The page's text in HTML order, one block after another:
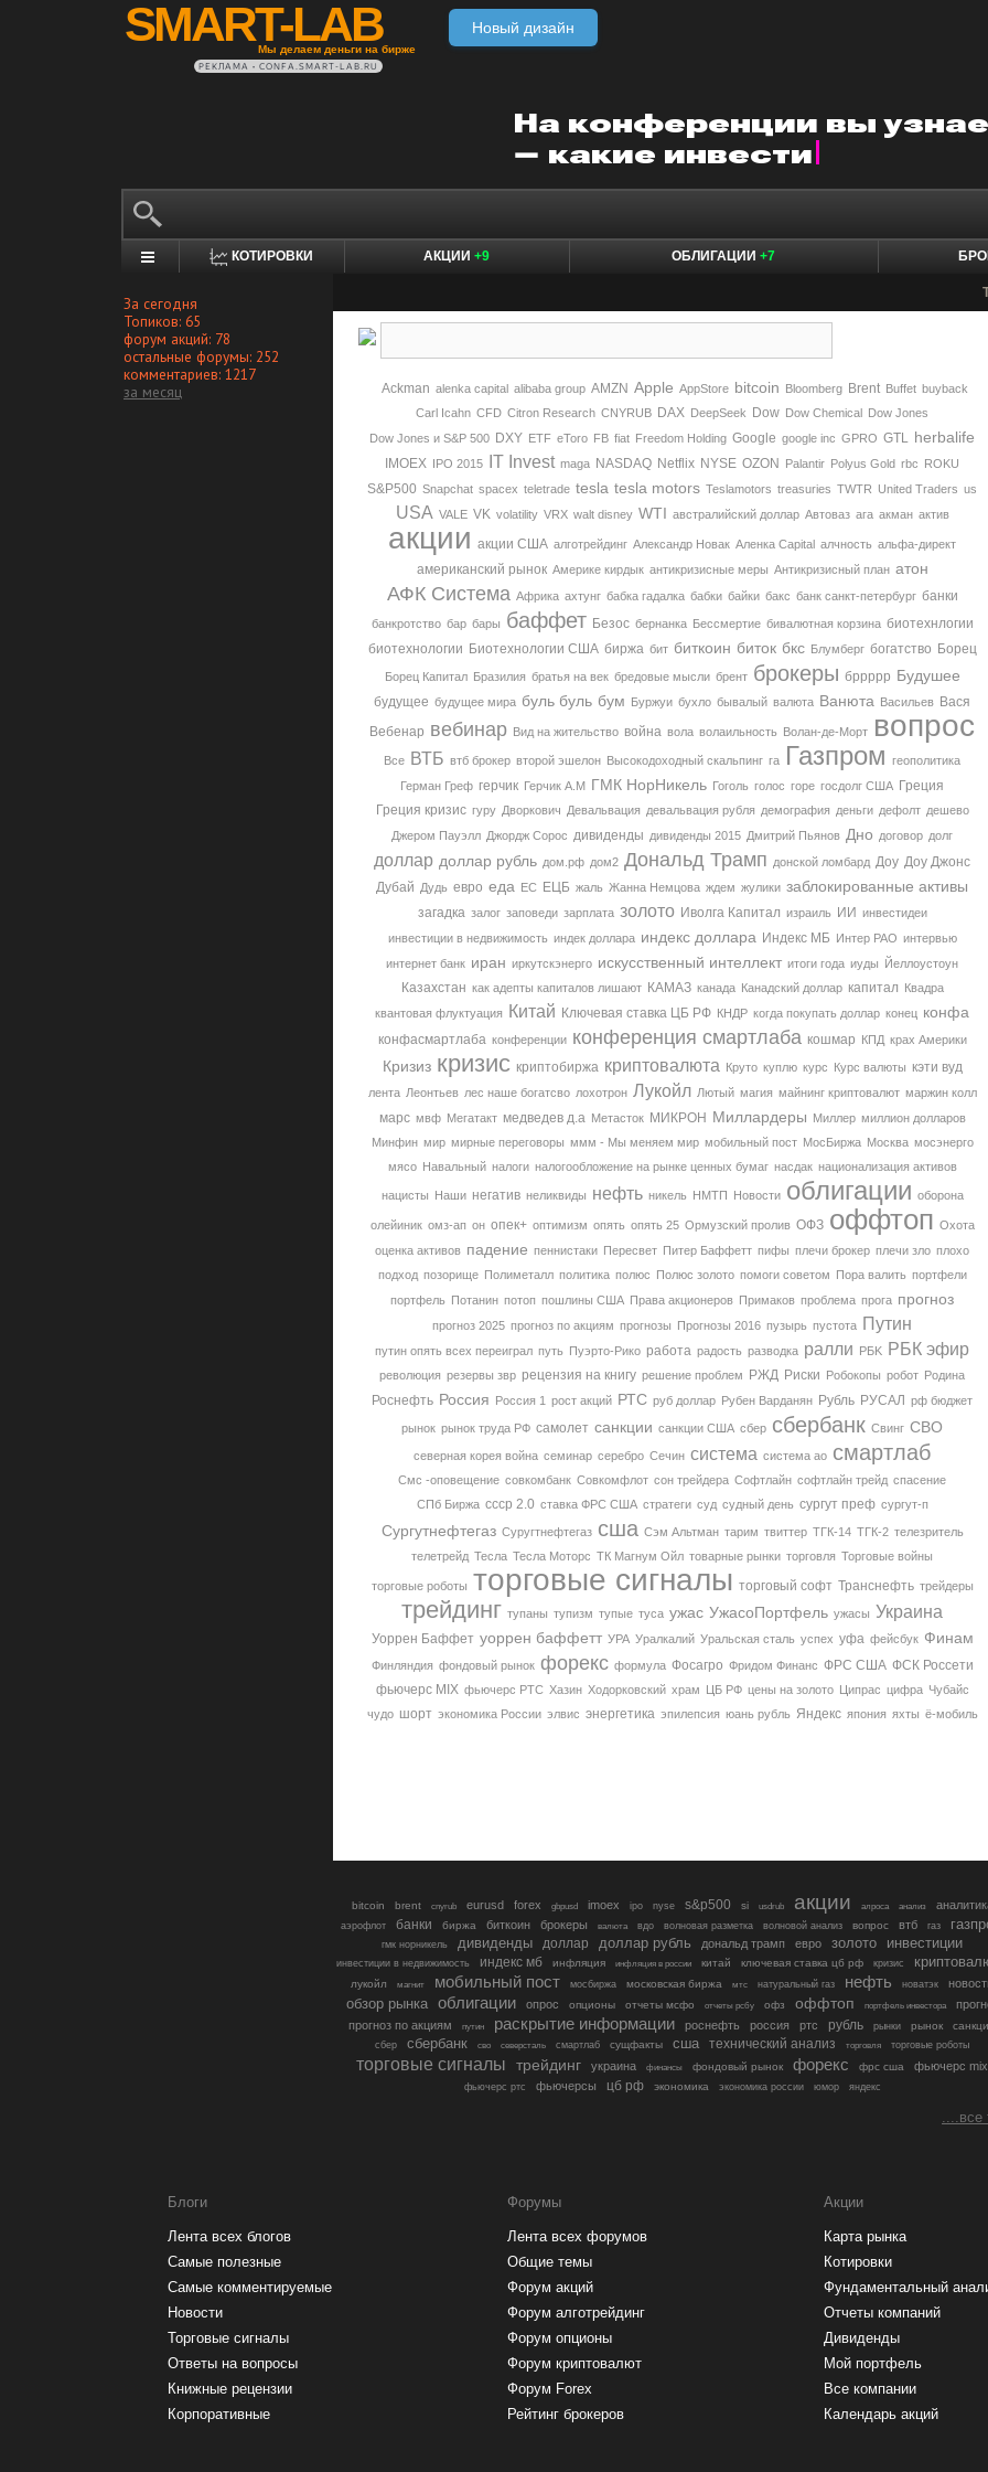
SMART-LAB
Мы делаем деньги на бирже
Новый дизайн
РЕКЛАМА • CONFA.SMART-LAB.RU
КОТИРОВКИ АКЦИИ +9 ОБЛИГАЦИИ +7
За сегодня
Топиков: 65
форум акций: 78
остальные форумы: 252
комментариев: 1217
за месяц
Ackman alenka capital alibaba group AMZN Apple AppStore bitcoin Bloomberg Brent Buffet buyback
Carl Icahn CFD Citron Research CNYRUB DAX DeepSeek Dow Dow Chemical
Dow Jones
Dow Jones и S&P 500 DXY ETF eToro FB fiat Freedom Holding Google google inc GPRO GTL herbalife
IMOEX IPO 2015 IT Invest maga NASDAQ Netflix NYSE OZON Palantir Polyus Gold rbc ROKU
S&P500 Snapchat spacex teletrade tesla tesla motors Teslamotors treasuries TWTR United Traders us
USA VALE VK volatility VRX walt disney WTI австралийский доллар Автоваз ага акман актив
акции акции США алготрейдинг Александр Новак Аленка Capital алчность альфа-директ
американский рынок Америке кирдык антикризисные меры Антикризисный план атон
АФК Система Африка ахтунг бабка гадалка бабки байки бакс банк санкт-петербург банки
банкротство бар бары баффет Безос бернанка Бессмертие бивалютная корзина биотехнлогии
биотехнологии Биотехнологии США биржа бит биткоин биток бкс Блумберг богатство Борец
Борец Капитал Бразилия братья на век бредовые мысли брент брокеры бррррр Будушее
будущее будущее мира буль буль бум Буржуи бухло бывалый валюта Ванюта Васильев Вася
Вебенар вебинар Вид на жительство война вола волаильность Волан-де-Морт вопрос
Все ВТБ втб брокер второй эшелон Высокодоходный скальпинг га Газпром геополитика
Герман Греф герчик Герчик А.М ГМК НорНикель Гоголь голос горе госдолг США Греция
Греция кризис гуру Дворкович Девальвация девальвация рубля демография деньги дефолт дешево
Джером Пауэлл Джордж Сорос дивиденды дивиденды 2015 Дмитрий Пьянов Дно договор долг
доллар доллар рубль дом.рф дом2 Дональд Трамп донской ломбард Доу Доу Джонс
Дубай Дудь евро еда ЕС ЕЦБ жаль Жанна Немцова ждем жулики заблокированные активы
загадка залог заповеди зарплата золото Иволга Капитал израиль ИИ инвестидеи
инвестиции в недвижимость индек доллара индекс доллара Индекс МБ Интер РАО интервью
интернет банк иран иркутскэнерго искусственный интеллект итоги года иуды Йеллоустоун
Казахстан как адепты капиталов лишают КАМАЗ канада Канадский доллар капитал
Квадра
квантовая флуктуация
Китай Ключевая ставка ЦБ РФ КНДР когда покупать доллар конец конфа
конфасмартлаба конференции конференция смартлаба кошмар КПД крах Америки
Кризиз кризис криптобиржа криптовалюта Круто куплю курс Курс валюты кэти вуд
лента Леонтьев лес наше богатсво лохотрон Лукойл Лютый магия майнинг криптовалют маржин колл
марс мвф Мегатакт медведев д.а Метасток МИКРОН Миллардеры Миллер миллион долларов
Минфин мир мирные переговоры ммм - Мы меняем мир мобильный пост МосБиржа Москва мосэнерго
мясо
Навальный налоги налогообложение на рынке ценных бумаг насдак национализация активов
нацисты Наши негатив неликвиды нефть никель НМТП Новости облигации оборона
олейиник омз-ап он опек+ оптимизм опять опять 25 Ормузский пролив ОФЗ оффтоп Охота
оценка активов падение пеннистаки Пересвет Питер Баффетт пифы плечи брокер плечи зло плохо
подход позорище Полиметалл политика полюс Полюс золото помоги советом Пора валить портфели
портфель Потанин потоп пошлины США Права акционеров Примаков проблема прога прогноз
прогноз 2025 прогноз по акциям прогнозы Прогнозы 2016 пузырь пустота Путин
путин опять всех переиграл путь Пуэрто-Рико работа радость разводка ралли РБK РБК эфир
революция резервы звр рецензия на книгу решение проблем РЖД Риски Робокопы робот Родина
Роснефть Россия Россия 1 рост акций РТС руб доллар Рубен Варданян Рубль РУСАЛ рф бюджет
рынок рынок труда РФ самолет санкции санкции США сбер сбербанк Свинг СВО
северная корея война семинар серебро Сечин система система ао смартлаб
Смс -оповещение совкомбанк Совкомфлот сон трейдера Софтлайн софтлайн трейд спасение
СПб Биржа ссср 2.0 ставка ФРС США стратеги суд судный день сургут преф сургут-п
Сургутнефтегаз Суругтнефтегаз сша Сэм Альтман тарим твиттер ТГК-14 ТГК-2 телезритель
телетрейд Тесла Тесла Моторс ТК Магнум Ойл товарные рынки торговля Торговые войны
торговые роботы торговые сигналы торговый софт Транснефть трейдеры
трейдинг тупаны тупизм тупые туса ужас УжасоПортфель ужасы Украина
Уоррен Баффет уоррен баффетт УРА Уралкалий Уральская сталь успех уфа фейсбук Финам
Финляндия фондовый рынок форекс формула Фосагро Фридом Финанс ФРС США ФСК Россети
фьючерс MIX фьючерс РТС Хазин Ходорковский храм ЦБ РФ цены на золото Ципрас цифра Чубайс
чудо шорт экономика России элвис энергетика эпилепсия юань рубль Яндекс япония яхты ё-мобиль
bitcoin brent cnyrub eurusd forex gbpusd imoex ipo nyse s&p500 si usdrub акции алроса анализ
аэрофлот банки биржа биткоин брокеры валюта вдо волновая разметка волновой анализ вопрос втб газ
гмк норникель дивиденды доллар доллар рубль дональд трамп евро золото инвестиции
инвестиции в недвижимость индекс мб инфляция инфляция в россии китай ключевая ставка цб рф кризис
лукойл магнит мобильный пост мосбиржа московская биржа мтс натуральный газ нефть новатэк
обзор рынка облигации опрос опционы отчеты мсфо отчеты рсбу офз оффтоп портфель инвестора
прогноз по акциям
путин раскрытие информации роснефть россия ртс рубль рынки рынок
сбер сбербанк сво северсталь смартлаб сущфакты сша технический анализ торговля торговые роботы
торговые сигналы трейдинг украина финансы фондовый рынок форекс фрс сша фьючерс mix
фьючерс ртс фьючерсы цб рф экономика экономика россии юмор яндекс
....все
Блоги
Лента всех блогов
Самые полезные
Самые комментируемые
Новости
Торговые сигналы
Ответы на вопросы
Книжные рецензии
Корпоративные
Форумы
Лента всех форумов
Общие темы
Форум акций
Форум алготрейдинг
Форум опционы
Форум криптовалют
Форум Forex
Рейтинг брокеров
Акции
Карта рынка
Котировки
Фундаментальный
Отчеты компаний
Дивиденды
Мой портфель
Все компании
Календарь акций